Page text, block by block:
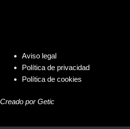
Aviso legal
Política de privacidad
Política de cookies
Creado por Getic